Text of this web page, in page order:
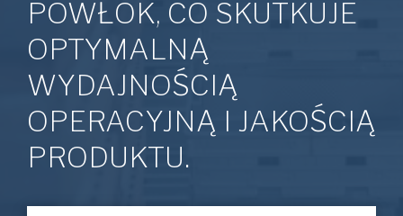
POWŁOK, CO SKUTKUJE
OPTYMALNĄ
WYDAJNOŚCIĄ
OPERACYJNĄ I JAKOŚCIĄ
PRODUKTU.